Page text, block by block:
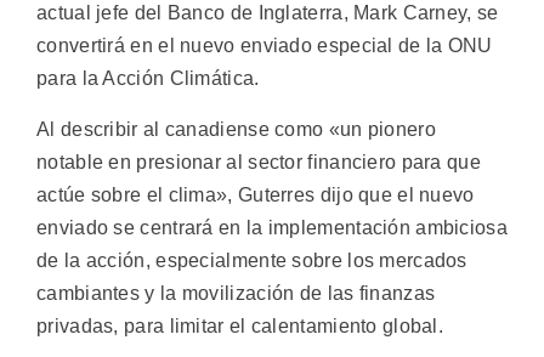
actual jefe del Banco de Inglaterra, Mark Carney, se
convertirá en el nuevo enviado especial de la ONU
para la Acción Climática.
Al describir al canadiense como «un pionero
notable en presionar al sector financiero para que
actúe sobre el clima», Guterres dijo que el nuevo
enviado se centrará en la implementación ambiciosa
de la acción, especialmente sobre los mercados
cambiantes y la movilización de las finanzas
privadas, para limitar el calentamiento global.